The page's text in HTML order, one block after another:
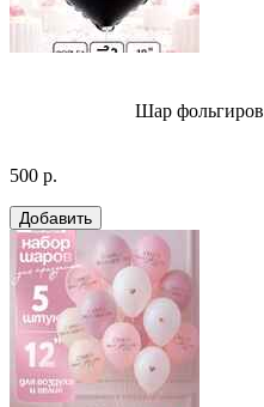
Шар
500 р.